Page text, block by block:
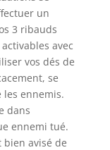
un
3 ribauds
avec
vos dés de
se
les ennemis.
dans
ennemi tué.
avisé de